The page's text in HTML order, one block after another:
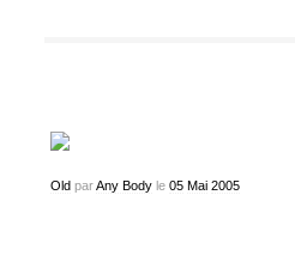
OldparAny Bodyle 05 Mai 2005